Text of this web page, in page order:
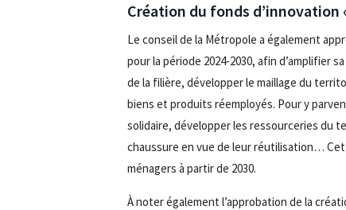
Création du fonds d’innovation
Le conseil de la Métropole a également
pour la période 2024-2030, afin
de la filière, développer le maillage du
biens et produits réemployés. Pour y
solidaire, développer les ressourceries du
chaussure en vue de leur réutilisation…
ménagers à partir de 2030.
À noter également l’approbation de la